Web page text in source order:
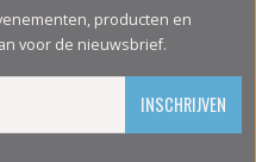
producten en
voor de nieuwsbrief.
INSCHRIJVEN